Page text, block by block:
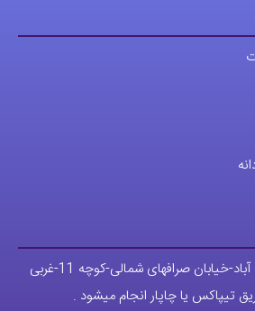
انتخاب
انتخاب
خیابان صرافهای شمالی-کوچه 11-غربی
تیپاکس یا چاپار انجام میشود .